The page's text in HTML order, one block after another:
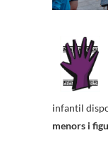
infantil
menors i